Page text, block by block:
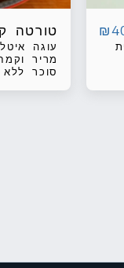
₪ טורטה
עוגה
מריר
סוכר ללא גלוטן